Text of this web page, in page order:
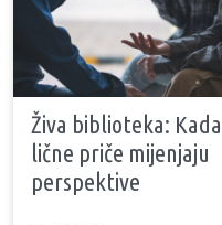
Živa biblioteka: Kada
lične priče mijenjaju
perspektive